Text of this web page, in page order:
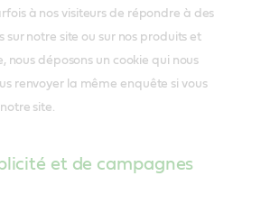
à nos visiteurs de répondre à des
notre site ou sur nos produits et
nous déposons un cookie qui nous
renvoyer la même enquête si vous
site.
et de campagnes